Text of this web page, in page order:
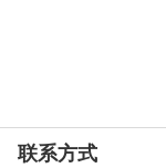
联系方式